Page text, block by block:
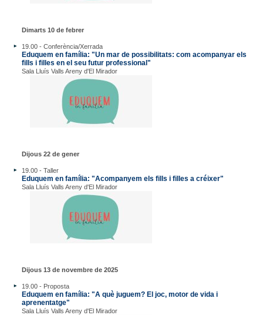
Dimarts 10 de febrer
19.00 - Conferència/Xerrada
Eduquem en família: "Un mar de possibilitats: com acompanyar els
fills i filles en el seu futur professional"
Sala Lluís Valls Areny d'El Mirador
Dijous 22 de gener
19.00 - Taller
Eduquem en família: "Acompanyem els fills i filles a créixer"
Sala Lluís Valls Areny d'El Mirador
Dijous 13 de novembre de 2025
19.00 - Proposta
Eduquem en família: "A què juguem? El joc, motor de vida i
aprenentatge"
Sala Lluís Valls Areny d'El Mirador